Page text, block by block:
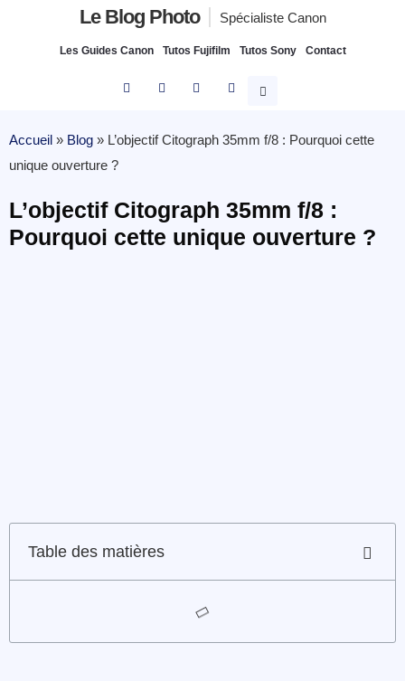
Le Blog Photo Spécialiste Canon
Les Guides Canon Tutos Fujifilm Tutos Sony Contact
Accueil » Blog » L’objectif Citograph 35mm f/8 : Pourquoi cette
unique ouverture ?
L’objectif Citograph 35mm f/8 :
Pourquoi cette unique ouverture ?
Table des matières